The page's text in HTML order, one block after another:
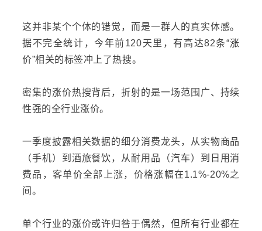
这并非某个个体的错觉，而是一群人的真实体感。
据不完全统计，今年前120天里，有高达82条“涨
价”相关的标签冲上了热搜。
密集的涨价热搜背后，折射的是一场范围广、持续
性强的全行业涨价。
一季度披露相关数据的细分消费龙头，从实物商品
（手机）到酒旅餐饮，从耐用品（汽车）到日用消
费品，客单价全部上涨，价格涨幅在1.1%-20%之
间。
单个行业的涨价或许归咎于偶然，但所有行业都在